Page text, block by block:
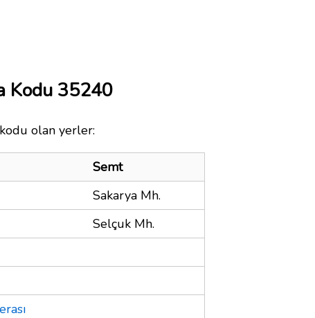
Kodu 35240
olan yerler:
Semt
Sakarya Mh.
Selçuk Mh.